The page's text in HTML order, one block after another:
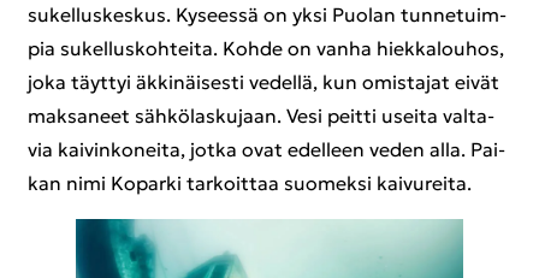
sukelluskeskus. Ky­sees­sä on yksi Puo­lan tun­ne­tuim­
pia su­kel­lus­koh­tei­ta. Kohde on vanha hiek­ka­lou­hos,
joka täyt­tyi äk­ki­näi­ses­ti ve­del­lä, kun omis­ta­jat eivät
mak­sa­neet säh­kö­las­ku­jaan. Vesi peit­ti usei­ta val­ta­
via kai­vin­ko­nei­ta, jotka ovat edel­leen veden alla. Pai­
kan nimi Ko­par­ki tar­koit­taa suo­mek­si kai­vu­rei­ta.